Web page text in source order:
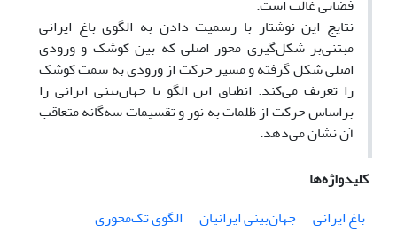
فضایی غالب است.
نتایج این نوشتار با رسمیت دادن به الگوی باغ ایرانی
مبتنی‌بر شکل‌گیری محور اصلی که بین کوشک و ورودی
اصلی شکل گرفته و مسیر حرکت از ورودی به سمت کوشک
را تعریف می‌کند. انطباق این الگو با جهان‌بینی ایرانی را
براساس حرکت از ظلمات به نور و تقسیمات سه‌گانه متعاقب
آن نشان می‌دهد.
کلیدواژه‌ها
باغ ایرانی
جهان‌بینی ایرانیان
الگوی تک‌محوری